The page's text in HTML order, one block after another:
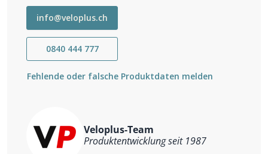
info@veloplus.ch
0840 444 777
Fehlende oder falsche Produktdaten melden
Veloplus-Team
Produktentwicklung seit 1987